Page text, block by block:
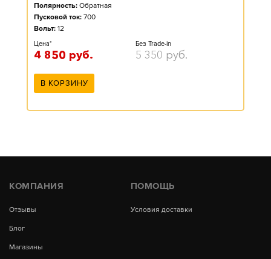
Полярность: Обратная
Пусковой ток: 700
Вольт: 12
Цена*
4 850 руб.
Без Trade-in
5 350 руб.
В КОРЗИНУ
КОМПАНИЯ
Отзывы
Блог
Магазины
ПОМОЩЬ
Условия доставки